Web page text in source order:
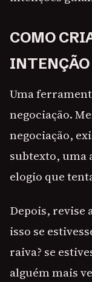
COMO
INTENÇÃO
Uma
negociação.
negociação,
subtexto, uma
elogio que
Depois, revise
isso se
raiva? se
alguém mais